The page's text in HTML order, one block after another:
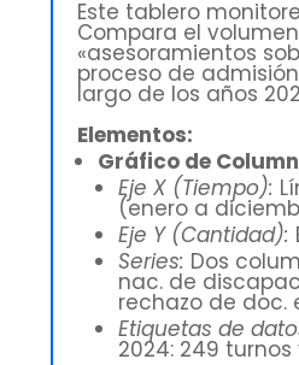
Este tablero
Compara el
«asesoramientos
proceso de
largo de los años
Elementos:
Gráfico de
Eje X (Tiempo):
(enero a
Eje Y (Cantidad):
Series: Dos
nac. de
rechazo de doc.
Etiquetas de
2024: 249 turnos